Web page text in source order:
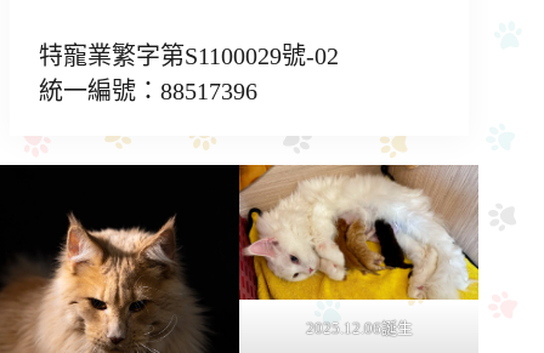
特寵業繁字第S1100029號-02
統一編號：88517396
2025.12.06誕生